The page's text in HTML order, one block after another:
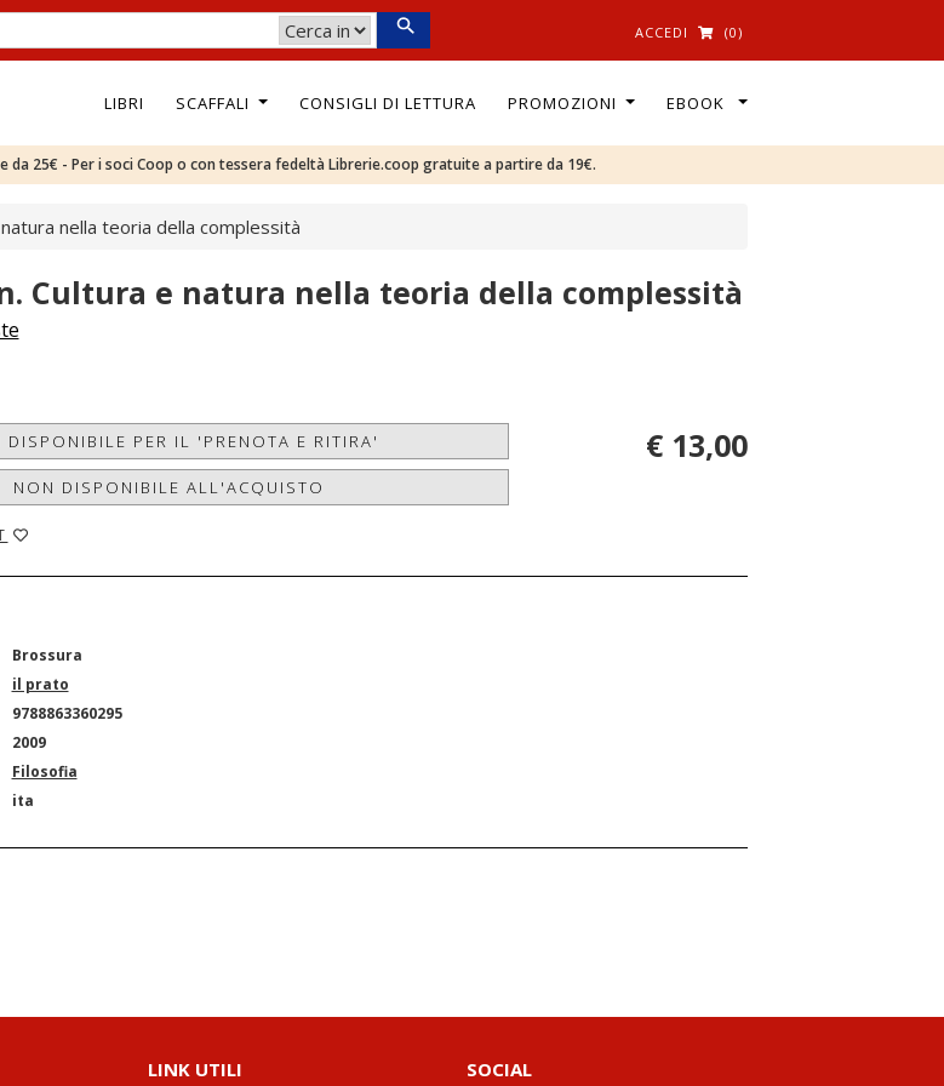
ACCEDI (0)
LIBRI SCAFFALI CONSIGLI DI LETTURA PROMOZIONI EBOOK
da 25€ - Per i soci Coop o con tessera fedeltà Librerie.coop gratuite a partire da 19€.
nella teoria della complessità
Cultura e natura nella teoria della complessità
DISPONIBILE PER IL 'PRENOTA E RITIRA'
NON DISPONIBILE ALL'ACQUISTO
€ 13,00
Brossura
il prato
9788863360295
2009
Filosofia
ita
LINK UTILI SOCIAL